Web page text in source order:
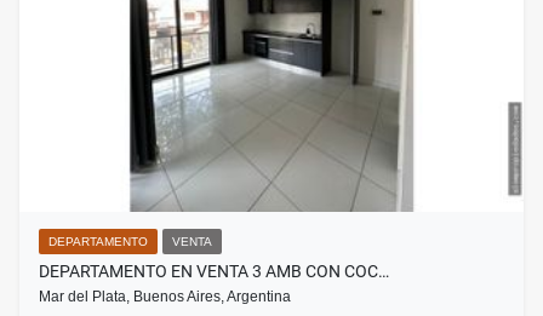
DEPARTAMENTO VENTA
DEPARTAMENTO EN VENTA 3 AMB CON COC…
Mar del Plata, Buenos Aires, Argentina